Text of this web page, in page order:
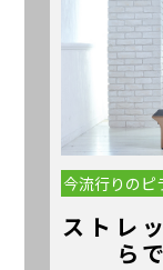
今流行りのピ
ストレ
ら